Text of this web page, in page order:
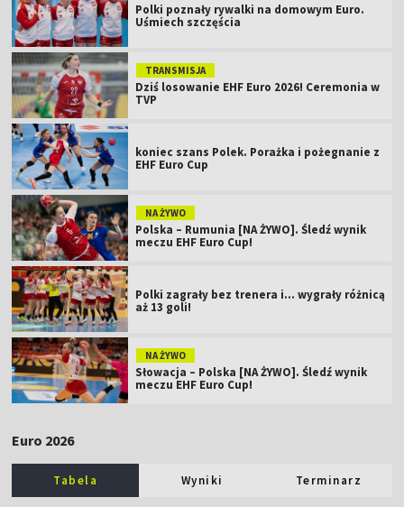
Polki poznały rywalki na domowym Euro.
Uśmiech szczęścia
TRANSMISJA
Dziś losowanie EHF Euro 2026! Ceremonia w
TVP
koniec szans Polek. Porażka i pożegnanie z
EHF Euro Cup
NA ŻYWO
Polska – Rumunia [NA ŻYWO]. Śledź wynik
meczu EHF Euro Cup!
Polki zagrały bez trenera i... wygrały różnicą
aż 13 goli!
NA ŻYWO
Słowacja – Polska [NA ŻYWO]. Śledź wynik
meczu EHF Euro Cup!
Euro 2026
Tabela Wyniki Terminarz